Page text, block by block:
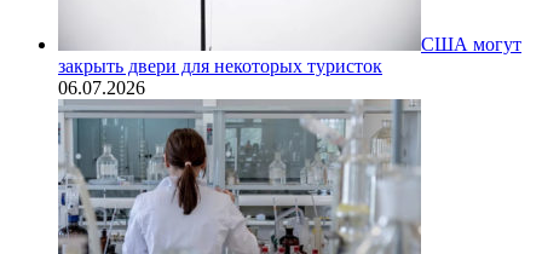
США могут
закрыть двери для некоторых туристок
06.07.2026